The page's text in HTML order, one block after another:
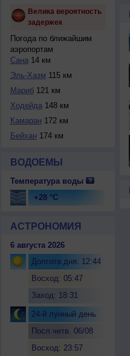
Велика вероятность
задержек
Погода по ближайшим
аэропортам
Сана14 км
Эль-Хазм 115 км
Мариб121 км
Ходейда148 км
Камаран 172 км
Бейхан 174 км
ВОДОЕМЫ
Температура воды
+28 °C
АСТРОНОМИЯ
6 августа 2026
Долгота дня: 12:44
Восход: 05:47
Заход: 18:31
24-й лунный день
Посл.четв. 06/08
Восход: 23:57